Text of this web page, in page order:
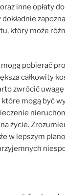
inne opłaty
który może
pobierać
całkowity
zwrócić
mogą być
życie.
w lepszym